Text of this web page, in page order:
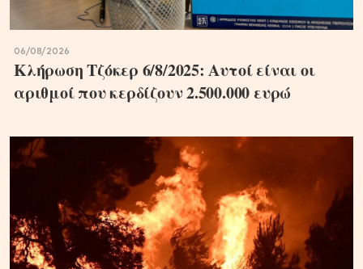
06/08/2026
Κλήρωση Τζόκερ 6/8/2025: Αυτοί είναι οι
αριθμοί που κερδίζουν 2.500.000 ευρώ